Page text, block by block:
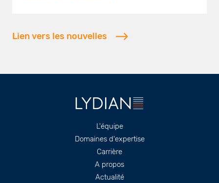
Lien vers les nouvelles
L'équipe
Domaines d'expertise
Carrière
A propos
Actualité